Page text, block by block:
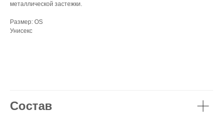
металлической застежки.
Размер: OS
Унисекс
Состав